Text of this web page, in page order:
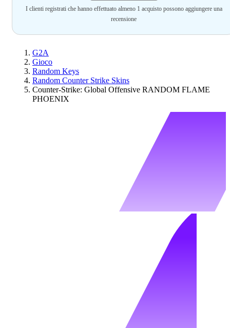
I clienti registrati che hanno effettuato almeno 1 acquisto possono aggiungere una
recensione
G2A
Gioco
Random Keys
Random Counter Strike Skins
Counter-Strike: Global Offensive RANDOM FLAME
PHOENIX